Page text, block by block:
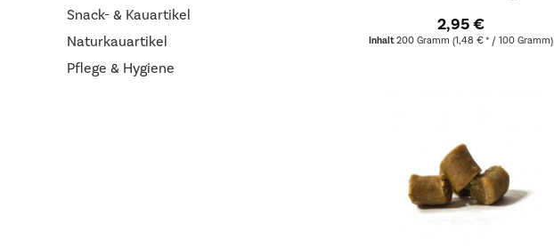
Snack- & Kauartikel
Naturkauartikel
Pflege & Hygiene
2,95 €
Inhalt200 Gramm(1,48 € * / 100 Gramm)